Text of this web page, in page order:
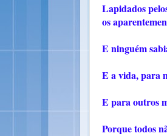
Lapidados
os
E ninguém
E a vida, para
E para outros
Porque todos